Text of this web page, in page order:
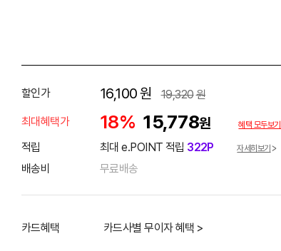
할인가 16,100원 19,320원
최대혜택가
18% 15,778원 혜택 모두보기
적립 최대 e.POINT 적립 322P 자세히보기
배송비 무료배송
카드혜택 카드사별 무이자 혜택 >